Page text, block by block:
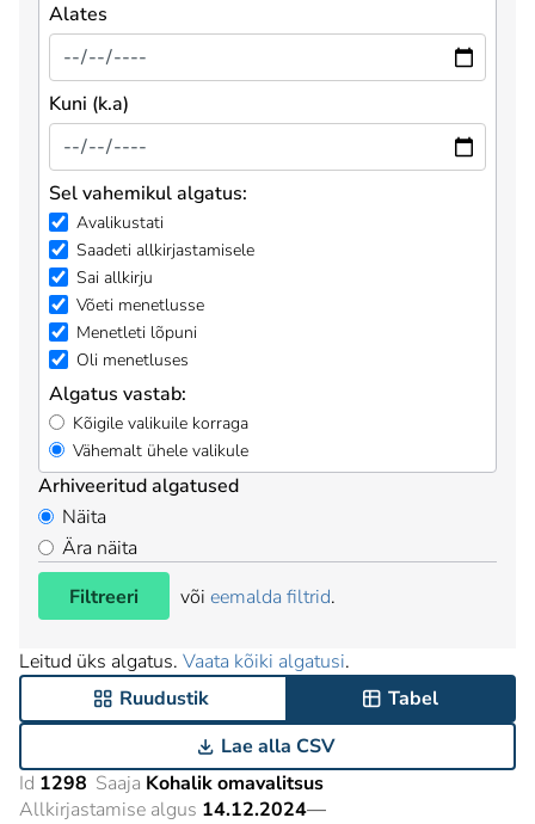
Alates
Kuni (k.a)
Sel vahemikul algatus:
Avalikustati
Saadeti allkirjastamisele
Sai allkirju
Võeti menetlusse
Menetleti lõpuni
Oli menetluses
Algatus vastab:
Kõigile valikuile korraga
Vähemalt ühele valikule
Arhiveeritud algatused
Näita
Ära näita
Filtreeri
või eemalda filtrid.
Leitud üks algatus. Vaata kõiki algatusi.
Ruudustik
Tabel
Lae alla CSV
Id 1298 Saaja Kohalik omavalitsus
Allkirjastamise algus 14.12.2024—